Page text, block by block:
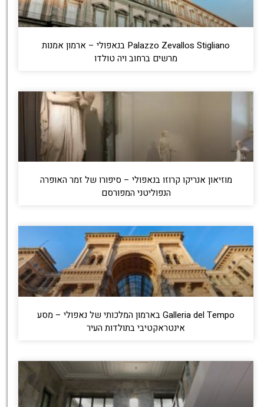
Palazzo Zevallos Stigliano בנאפולי – ארמון אמנות
מרשים ברחוב ויה טולדו
מוזיאון אנריקו קרוזו בנאפולי – סיפורו של זמר האופרה
הנפוליטני המפורסם
Galleria del Tempo בארמון המלכותי של נאפולי – מסע
אינטראקטיבי בתולדות העיר